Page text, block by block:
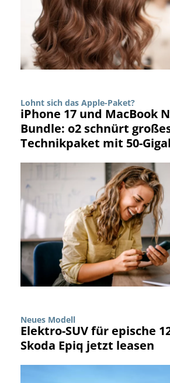
Lohnt sich das Apple-Paket?
iPhone 17 und MacBook
Bundle: o2 schnürt
Technikpaket mit 50-
Neues Modell
Elektro-SUV für epische
Skoda Epiq jetzt leasen